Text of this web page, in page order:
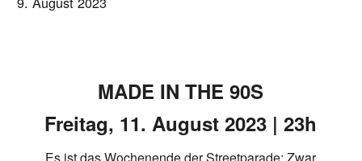
MADE IN THE 90S
Freitag, 11. August 2023 | 23h
Es ist das Wochenende der Streetparade: Zwar